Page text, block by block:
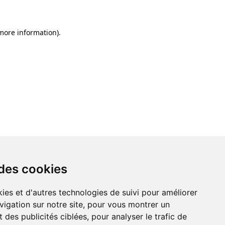
cookies
et d'autres technologies de suivi pour améliorer
sur notre site, pour vous montrer un
des publicités ciblées, pour analyser le trafic de
information).